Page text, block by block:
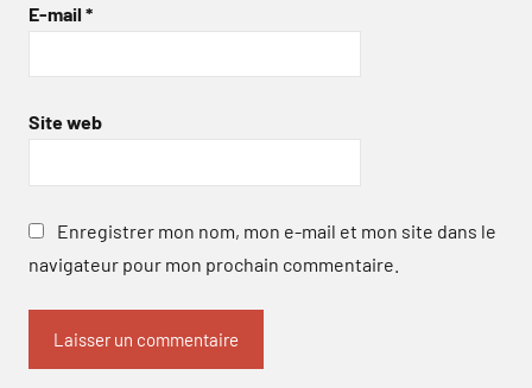
E-mail *
Site web
Enregistrer mon nom, mon e-mail et mon site dans le
navigateur pour mon prochain commentaire.